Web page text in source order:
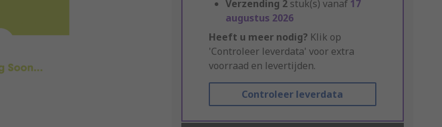
Verzending 2 stuk(s) vanaf 17
augustus 2026
Heeft u meer nodig? Klik op
'Controleer leverdata' voor extra
voorraad en levertijden.
Controleer leverdata